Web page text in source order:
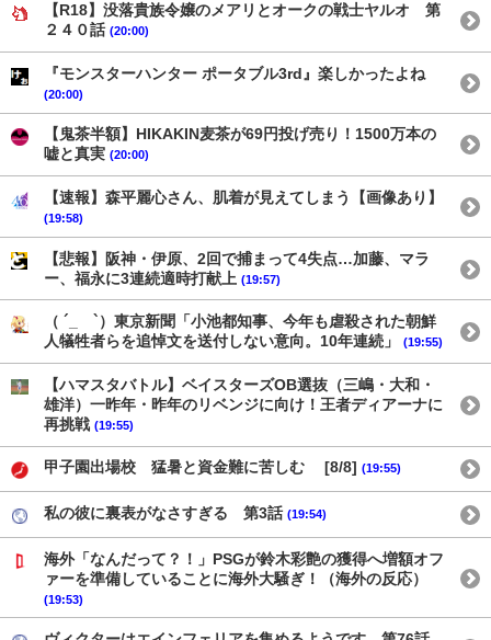
【R18】没落貴族令嬢のメアリとオークの戦士ヤルオ 第
２４０話 (20:00)
『モンスターハンター ポータブル3rd』楽しかったよね
(20:00)
【鬼茶半額】HIKAKIN麦茶が69円投げ売り！1500万本の
嘘と真実 (20:00)
【速報】森平麗心さん、肌着が見えてしまう【画像あり】
(19:58)
【悲報】阪神・伊原、2回で捕まって4失点…加藤、マラ
ー、福永に3連続適時打献上 (19:57)
（ ´_ゝ`）東京新聞「小池都知事、今年も虐殺された朝鮮
人犠牲者らを追悼文を送付しない意向。10年連続」
(19:55)
【ハマスタバトル】ベイスターズOB選抜（三嶋・大和・
雄洋）一昨年・昨年のリベンジに向け！王者ディアーナに
再挑戦 (19:55)
甲子園出場校 猛暑と資金難に苦しむ [8/8] (19:55)
私の彼に裏表がなさすぎる 第3話 (19:54)
海外「なんだって？！」PSGが鈴木彩艶の獲得へ増額オフ
ァーを準備していることに海外大騒ぎ！（海外の反応）
(19:53)